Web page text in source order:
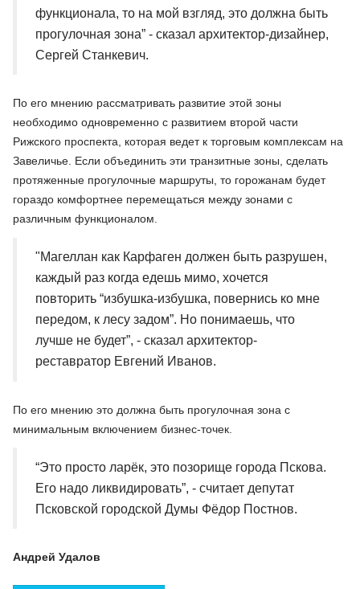
функционала, то на мой взгляд, это должна быть
прогулочная зона” - сказал архитектор-дизайнер,
Сергей Станкевич.
По его мнению рассматривать развитие этой зоны
необходимо одновременно с развитием второй части
Рижского проспекта, которая ведет к торговым комплексам на
Завеличье. Если объединить эти транзитные зоны, сделать
протяженные прогулочные маршруты, то горожанам будет
гораздо комфортнее перемещаться между зонами с
различным функционалом.
"Магеллан как Карфаген должен быть разрушен,
каждый раз когда едешь мимо, хочется
повторить “избушка-избушка, повернись ко мне
передом, к лесу задом”. Но понимаешь, что
лучше не будет”, - сказал архитектор-
реставратор Евгений Иванов.
По его мнению это должна быть прогулочная зона с
минимальным включением бизнес-точек.
“Это просто ларёк, это позорище города Пскова.
Его надо ликвидировать”, - считает депутат
Псковской городской Думы Фёдор Постнов.
Андрей Удалов